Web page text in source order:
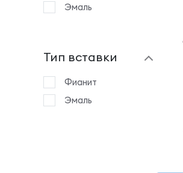
Эмаль
Тип вставки
Фианит
Эмаль